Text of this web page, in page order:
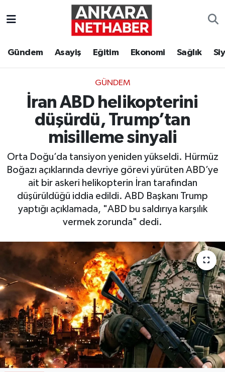
Gündem Asayiş Eğitim Ekonomi Sağlık
GÜNDEM
İran ABD helikopterini
düşürdü, Trump’tan
misilleme sinyali
Orta Doğu’da tansiyon yeniden yükseldi. Hürmüz
Boğazı açıklarında devriye görevi yürüten ABD’ye
ait bir askeri helikopterin İran tarafından
düşürüldüğü iddia edildi. ABD Başkanı Trump
yaptığı açıklamada, "ABD bu saldırıya karşılık
vermek zorunda" dedi.
Ekonomi
Gündem
Kim Kimdir Nereli
Resmi İlanlar
Sağlık
Siyaset
Teknoloji
Yaşam
Ankara Hava Durumu
Tüm Manşetler
Son Dakika Haberleri
Haber Arşivi